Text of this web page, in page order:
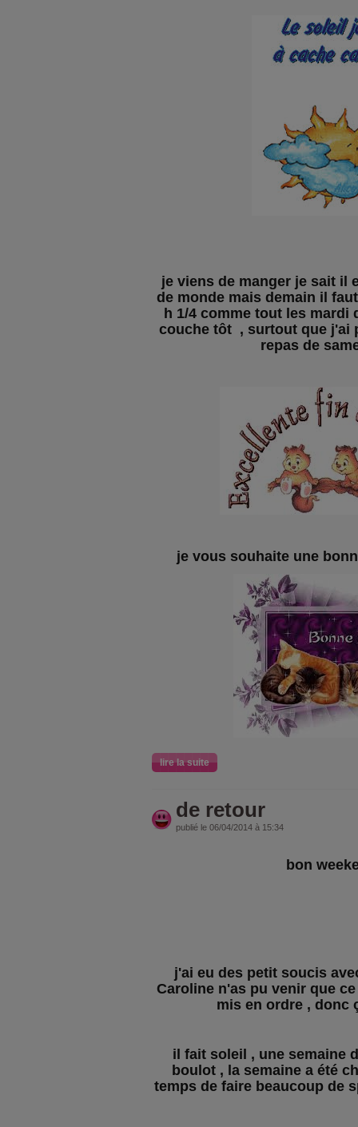
je viens de manger je sait il
de monde mais demain il
h 1/4 comme tout les mardi
couche tôt , surtout que j'ai
repas de
je vous souhaite une
lire la suite
de retour
publié le 06/04/2014 à 15:34
bon
j'ai eu des petit soucis
Caroline n'as pu venir que
mis en ordre , donc
il fait soleil , une semaine
boulot , la semaine a été
temps de faire beaucoup de